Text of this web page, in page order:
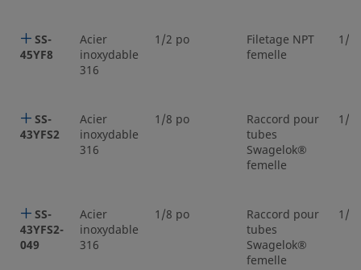
SS-
45YF8
Acier
inoxydable
316
1/2 po
Filetage NPT
femelle
1/2
SS-
43YFS2
Acier
inoxydable
316
1/8 po
Raccord pour
tubes
Swagelok®
femelle
1/8
SS-
43YFS2-
049
Acier
inoxydable
316
1/8 po
Raccord pour
tubes
Swagelok®
femelle
1/8